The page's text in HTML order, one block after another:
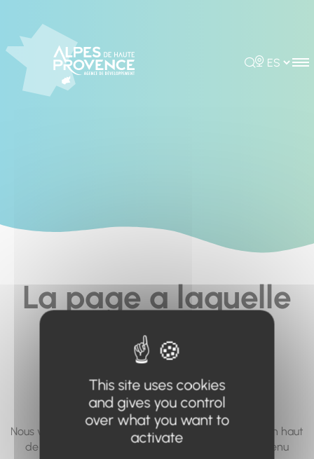
Rechercher
Choisir la
La page a laquelle
vous cherchez à
accéder n'existe
pas... ou plus.
Nous vous invitons à utiliser le moteur de recherche en haut
de page, ou à utiliser le menu pour trouver le contenu
This site uses cookies
and gives you control
over what you want to
activate